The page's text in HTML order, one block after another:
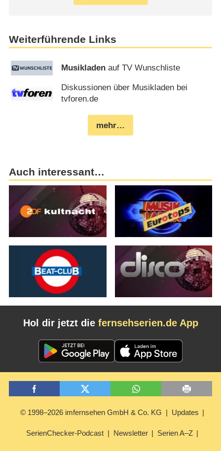
Weiterführende Links
Musikladen auf TV Wunschliste
Diskussionen über Musikladen bei
tvforen.de
mehr…
Auch interessant…
Hol dir jetzt die fernsehserien.de App
© 1998–2026 imfernsehen GmbH & Co. KG Updates
SerienChecker-Podcast Newsletter Serien A–Z